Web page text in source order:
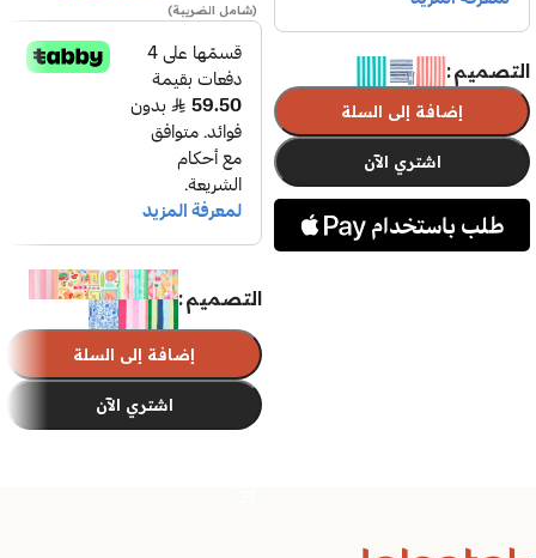
التصميم
إضافة إلى السلة
اشتري الآن
(شامل الضريبة)
التصميم
إضافة إلى السلة
اشتري الآن